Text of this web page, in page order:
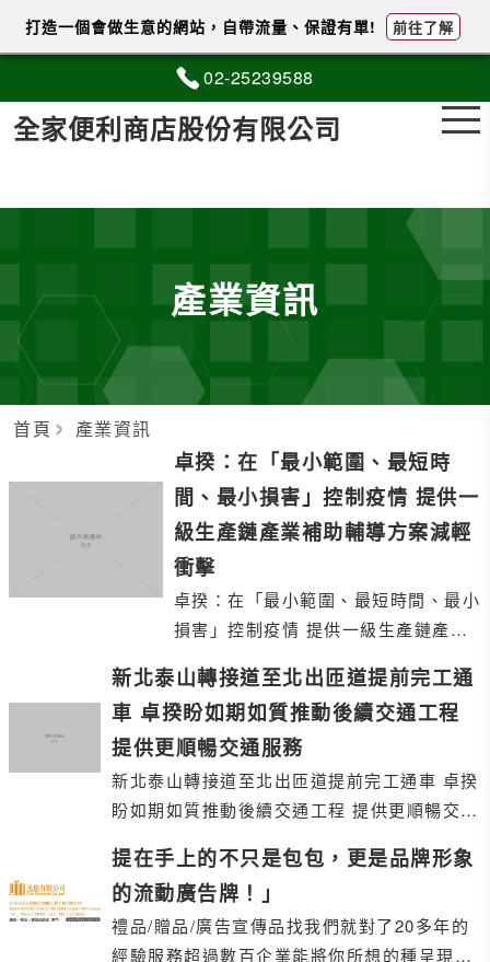
02-25239588
全家便利商店股份有限公司
產業資訊
首頁 產業資訊
卓揆：在「最小範圍、最短時
間、最小損害」控制疫情 提供一
級生產鏈產業補助輔導方案減輕
衝擊
卓揆：在「最小範圍、最短時間、最小
損害」控制疫情 提供一級生產鏈產業
新北泰山轉接道至北出匝道提前完工通
車 卓揆盼如期如質推動後續交通工程
提供更順暢交通服務
新北泰山轉接道至北出匝道提前完工通車 卓揆
盼如期如質推動後續交通工程 提供更順暢交通
提在手上的不只是包包，更是品牌形象
的流動廣告牌！」
禮品/贈品/廣告宣傳品找我們就對了 20多年的
經驗服務超過數百企業 能將你所想的種呈現做
打造一個會做生意的網站，自帶流量、保證有單! 前往了解